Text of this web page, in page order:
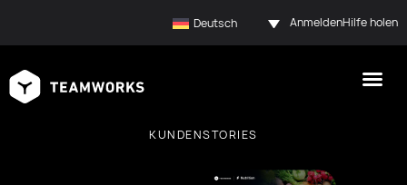
Deutsch AnmeldenHilfe holen
KUNDENSTORIES